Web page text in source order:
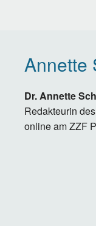
Annette
Dr. Annette
Redakteurin
online am ZZF